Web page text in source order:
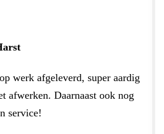
werk afgeleverd, super aardig
afwerken. Daarnaast ook nog
service!